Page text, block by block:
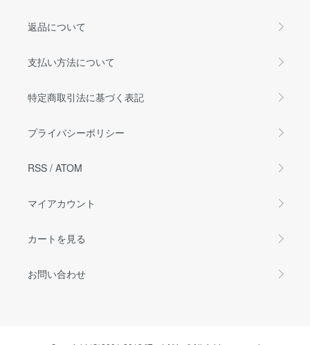
返品について
支払い方法について
特定商取引法に基づく表記
プライバシーポリシー
RSS / ATOM
マイアカウント
カートを見る
お問い合わせ